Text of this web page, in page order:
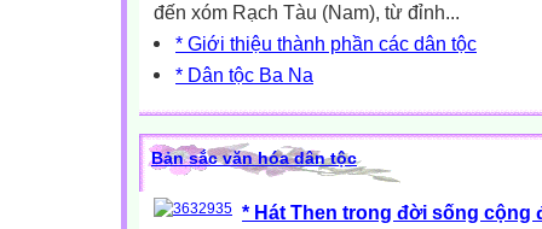
đến xóm Rạch Tàu (Nam), từ đỉnh...
* Giới thiệu thành phần các dân tộc
* Dân tộc Ba Na
Bản sắc văn hóa dân tộc
* Hát Then trong đời sống cộng